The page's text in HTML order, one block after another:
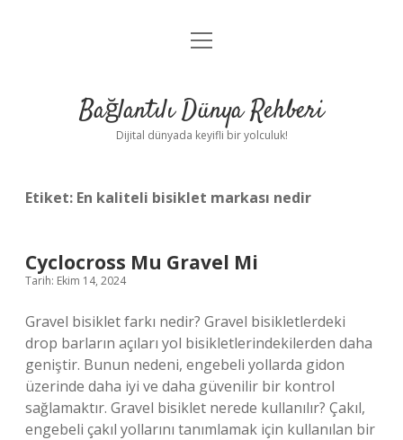
Anasayfa
Yasal Uyarı
menüyü
Bağlantılı Dünya Rehberi
Dijital dünyada keyifli bir yolculuk!
Etiket: En kaliteli bisiklet markası nedir
Cyclocross Mu Gravel Mi
Tarih: Ekim 14, 2024
Gravel bisiklet farkı nedir? Gravel bisikletlerdeki
drop barların açıları yol bisikletlerindekilerden daha
geniştir. Bunun nedeni, engebeli yollarda gidon
üzerinde daha iyi ve daha güvenilir bir kontrol
sağlamaktır. Gravel bisiklet nerede kullanılır? Çakıl,
engebeli çakıl yollarını tanımlamak için kullanılan bir